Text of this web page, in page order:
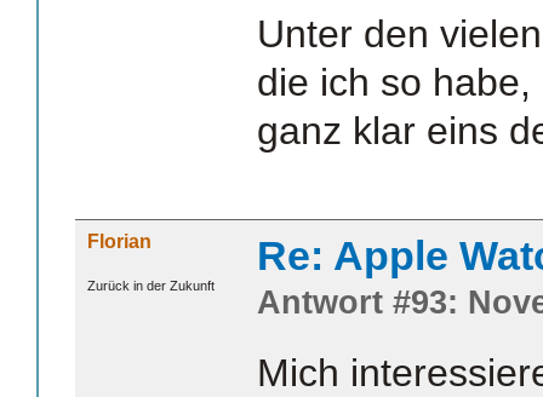
Unter den
die ich so
ganz klar eins
Florian
Zurück in der Zukunft
Re: Apple
Antwort #93:
Mich